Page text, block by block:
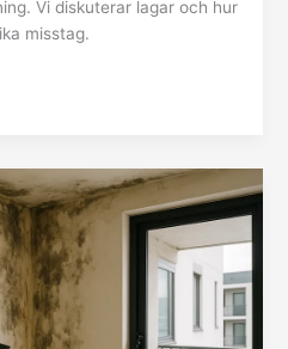
Vi diskuterar lagar och hur
misstag.